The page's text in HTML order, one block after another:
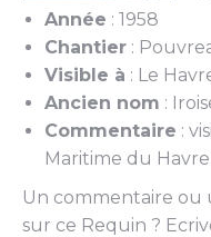
Année : 1958
Chantier :
Visible à : Le
Ancien nom :
Commentaire :
Maritime du Havre
Un commentaire ou
sur ce Requin ?